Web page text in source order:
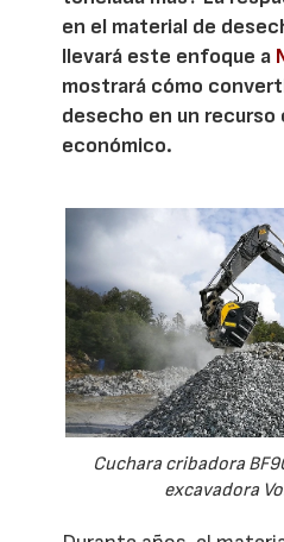
en el material de
llevará este enfoque a
mostrará cómo
desecho en un recurso
económico.
Cuchara cribadora
excavadora